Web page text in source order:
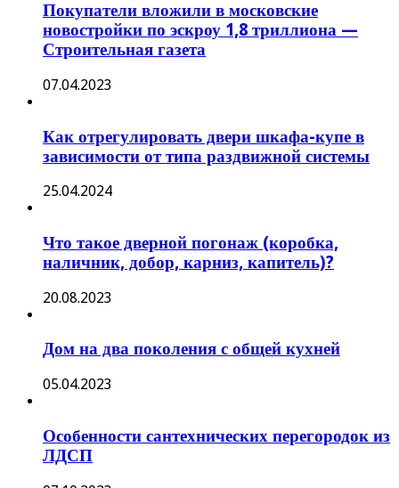
Покупатели вложили в московские
новостройки по эскроу 1,8 триллиона —
Строительная газета
07.04.2023
Как отрегулировать двери шкафа-купе в
зависимости от типа раздвижной системы
25.04.2024
Что такое дверной погонаж (коробка,
наличник, добор, карниз, капитель)?
20.08.2023
Дом на два поколения с общей кухней
05.04.2023
Особенности сантехнических перегородок из
ЛДСП